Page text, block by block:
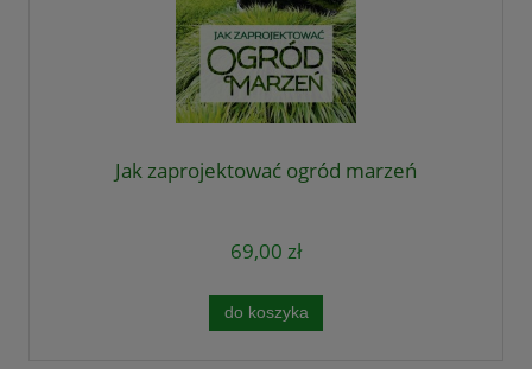
Jak zaprojektować ogród marzeń
69,00 zł
do koszyka